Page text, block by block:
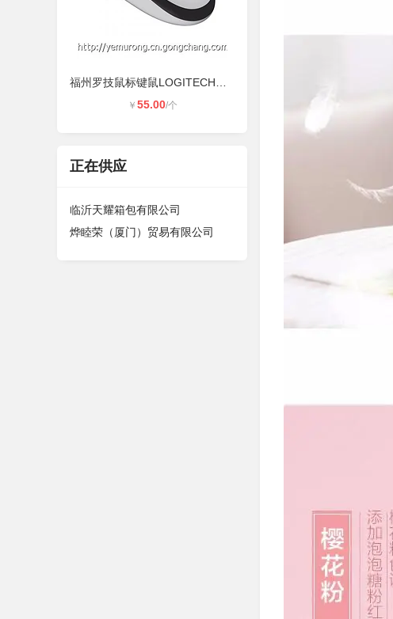
￥ 55.00/个
正在供应
临沂天耀箱包有限公司
烨睦荣（厦门）贸易有限公司